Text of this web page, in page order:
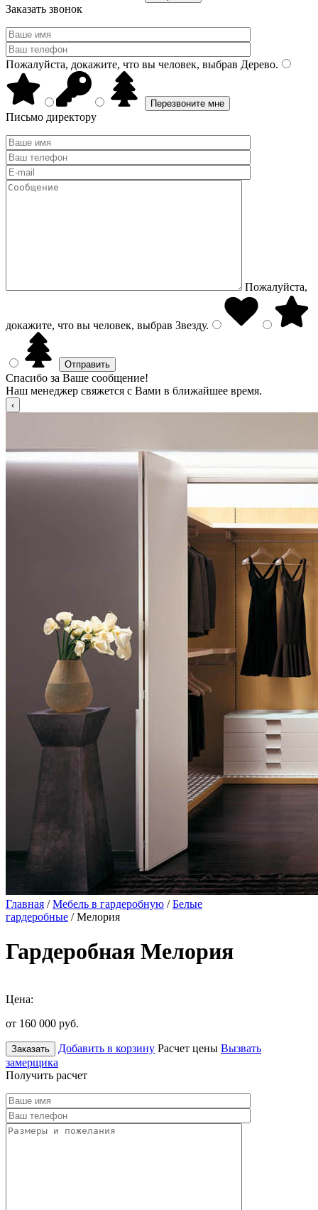
Заказать звонок
Пожалуйста, докажите, что вы человек, выбрав Дерево.
Письмо директору
Пожалуйста,
докажите, что вы человек, выбрав Звезду.
Спасибо за Ваше сообщение!
Наш менеджер свяжется с Вами в ближайшее время.
Главная /Мебель в гардеробную /Белые
гардеробные / Мелория
Гардеробная Мелория
Цена:
от 160 000 руб.
Заказать Добавить в корзину Расчет цены Вызвать
замерщика
Получить расчет